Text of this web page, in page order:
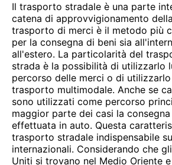
Il trasporto stradale è una parte
catena di approvvigionamento
trasporto di merci è il metodo più
per la consegna di beni sia
all'estero. La particolarità del
strada è la possibilità di utilizzarlo
percorso delle merci o di
trasporto multimodale. Anche se
sono utilizzati come percorso
maggior parte dei casi la
effettuata in auto. Questa
trasporto stradale indispensabile
internazionali. Considerando che
Uniti si trovano nel Medio Oriente